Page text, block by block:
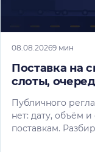
08.08.20269 мин
Поставка на
слоты,
Публичного
нет: дату, объём
поставкам.